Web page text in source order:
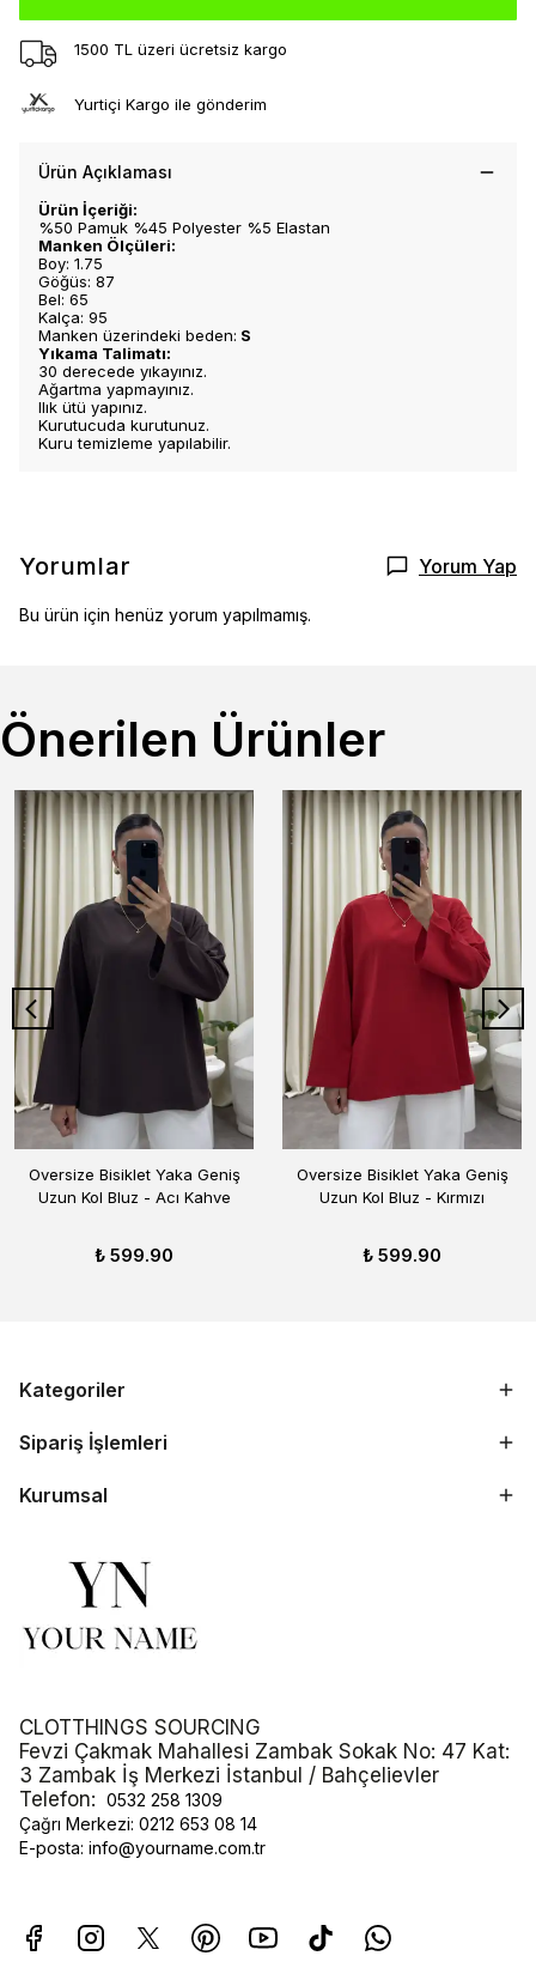
1500 TL üzeri ücretsiz kargo
Yurtiçi Kargo ile gönderim
Ürün Açıklaması
Ürün İçeriği:
%50 Pamuk %45 Polyester %5 Elastan
Manken Ölçüleri:
Boy: 1.75
Göğüs: 87
Bel: 65
Kalça: 95
Manken üzerindeki beden: S
Yıkama Talimatı:
30 derecede yıkayınız.
Ağartma yapmayınız.
Ilık ütü yapınız.
Kurutucuda kurutunuz.
Kuru temizleme yapılabilir.
Yorumlar Yorum Yap
Bu ürün için henüz yorum yapılmamış.
Önerilen Ürünler
Oversize Bisiklet Yaka Geniş
Uzun Kol Bluz - Acı Kahve
₺ 599.90
Oversize Bisiklet Yaka Geniş
Uzun Kol Bluz - Kırmızı
₺ 599.90
Kategoriler
Sipariş İşlemleri
Kurumsal
CLOTTHINGS SOURCING
Fevzi Çakmak Mahallesi Zambak Sokak No: 47 Kat:
3 Zambak İş Merkezi İstanbul / Bahçelievler
Telefon: 0532 258 1309
Çağrı Merkezi: 0212 653 08 14
E-posta: info@yourname.com.tr